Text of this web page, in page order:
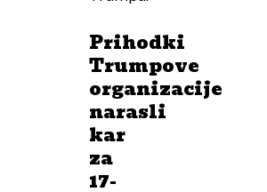
Prihodki
Trumpove
organizacije
narasli
kar
za
17-